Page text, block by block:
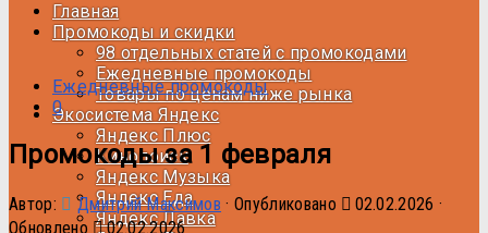
Главная
Промокоды и скидки
98 отдельных статей с промокодами
Ежедневные промокоды
Товары по ценам ниже рынка
Экосистема Яндекс
Яндекс Плюс
Кинопоиск
Яндекс Музыка
Яндекс Еда
Яндекс Лавка
Ежедневные промокоды
0
Промокоды за 1 февраля
Автор: Дмитрий Максимов · Опубликовано 02.02.2026 ·
Обновлено
02.02.2026